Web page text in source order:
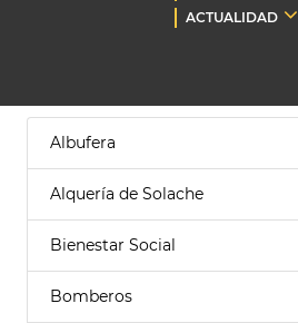
ACTUALIDAD
Albufera
Alquería de Solache
Bienestar Social
Bomberos